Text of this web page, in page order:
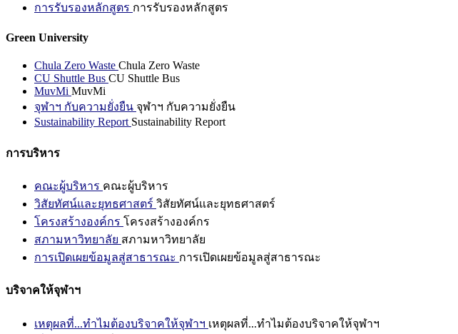
การรับรองหลักสูตร การรับรองหลักสูตร
Green University
Chula Zero Waste Chula Zero Waste
CU Shuttle Bus CU Shuttle Bus
MuvMi MuvMi
จุฬาฯ กับความยั่งยืน จุฬาฯ กับความยั่งยืน
Sustainability Report Sustainability Report
การบริหาร
คณะผู้บริหาร คณะผู้บริหาร
วิสัยทัศน์และยุทธศาสตร์ วิสัยทัศน์และยุทธศาสตร์
โครงสร้างองค์กร โครงสร้างองค์กร
สภามหาวิทยาลัย สภามหาวิทยาลัย
การเปิดเผยข้อมูลสู่สาธารณะ การเปิดเผยข้อมูลสู่สาธารณะ
บริจาคให้จุฬาฯ
เหตุผลที่...ทำไมต้องบริจาคให้จุฬาฯ เหตุผลที่...ทำไมต้องบริจาคให้จุฬาฯ